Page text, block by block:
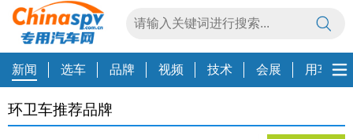
新闻 选车 品牌 视频 技术 会展 用车养
环卫车推荐品牌